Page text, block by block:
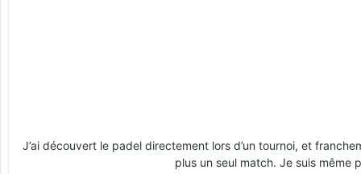
J’ai découvert le padel directement lors d’un tournoi, et
plus un seul match. Je suis même